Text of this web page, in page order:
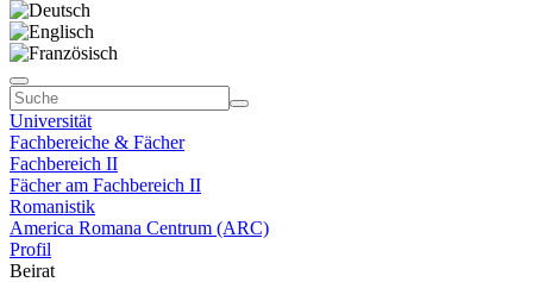
Universität
Fachbereiche & Fächer
Fachbereich II
Fächer am Fachbereich II
Romanistik
America Romana Centrum (ARC)
Profil
Beirat